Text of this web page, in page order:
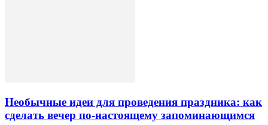
Необычные идеи для проведения праздника: как
сделать вечер по-настоящему запоминающимся